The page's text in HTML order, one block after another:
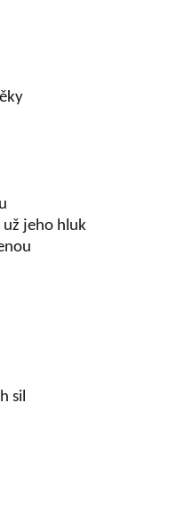
už jeho hluk
sil